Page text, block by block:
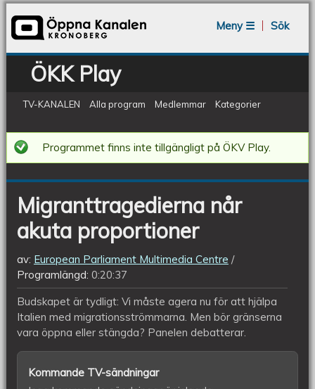
Meny ☰
Sök
ÖKK Play
TV-KANALEN Alla program Medlemmar Kategorier
Migranttragedierna
når
akuta
proportioner
Programmet finns inte tillgängligt på ÖKV Play.
Migranttragedierna når
akuta proportioner
av: European Parliament Multimedia Centre
Programlängd: 0:20:37
Budskapet är tydligt: Vi måste agera nu för att hjälpa
Italien med migrationsströmmarna. Men bör gränserna
vara öppna eller stängda? Panelen debatterar.
Kommande TV-sändningar